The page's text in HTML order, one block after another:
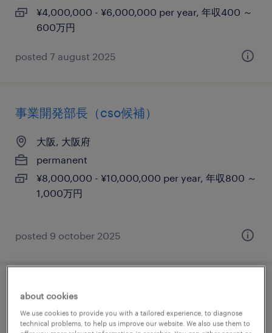
¥4,000,000 - ¥6,000,000 per year, 年収400 ～
600万円
posted 7 august 2025
事業開発部長（cso候補）
大阪, 大阪府
permanent
¥8,000,000 - ¥10,000,000 per year, 年収800 ～
1,000万円
posted 9 october 2025
【山口】広報戦略リード（site
communication lead）
about cookies
We use cookies to provide you with a tailored experience, to diagnose
technical problems, to help us improve our website. We also use them to